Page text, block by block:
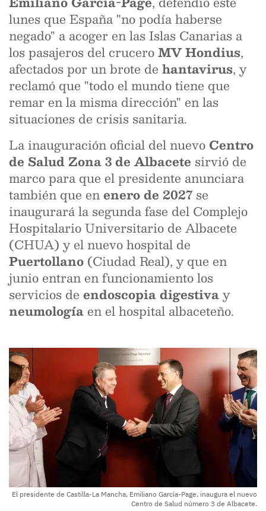
lunes que España "no podía haberse
negado" a acoger en las Islas Canarias a
los pasajeros del cruceroMV Hondius,
afectados por un brote de hantavirus, y
reclamó que "todo el mundo tiene que
remar en la misma dirección" en las
situaciones de crisis sanitaria.
La inauguración oficial del nuevo Centro
de Salud Zona 3 de Albacete sirvió de
marco para que el presidente anunciara
también que enenero de 2027 se
inaugurará la segunda fase del Complejo
Hospitalario Universitario de Albacete
(CHUA) y el nuevo hospital de
Puertollano (Ciudad Real), y que en
junio entran en funcionamiento los
servicios de endoscopia digestivay
neumología en el hospital albaceteño.
El presidente de Castilla-La Mancha, Emiliano García-Page, inaugura el nuevo
Centro de Salud número 3 de Albacete.